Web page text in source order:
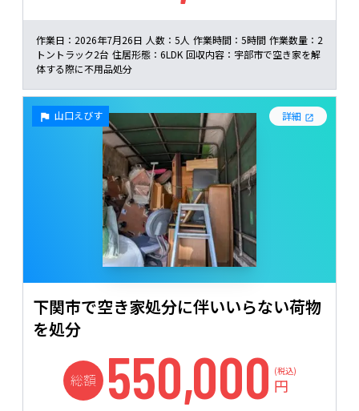
作業日： 2026年7月26日 人数： 5人 作業時間： 5時間 作業数量： 2
トントラック2台 住居形態： 6LDK 回収内容： 宇部市で空き家を解
体する際に不用品処分
山口えびす 詳細
下関市で空き家処分に伴いいらない荷物
を処分
総額 550,000 (税込)
円